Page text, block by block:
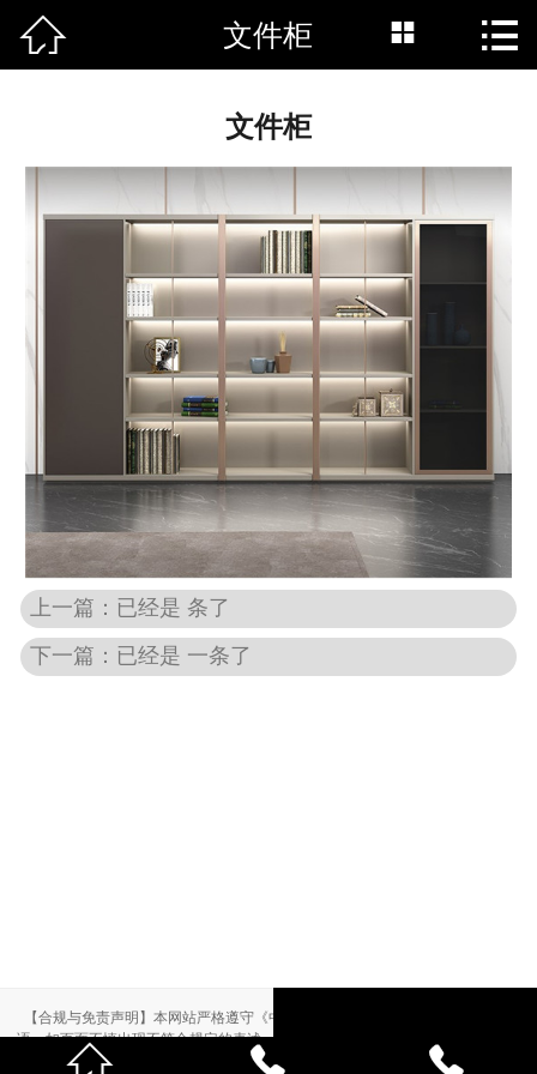
网站首页
工程案例
联系我们
 文件柜  
文件柜
上一篇：已经是 条了
下一篇：已经是 一条了
  
【合规与免责声明】本网站严格遵守《中华人民共和国广告法》，尽力规范用
语。如页面不慎出现不符合规定的表述，敬请联系我们，将立即更正；相关内容
仅供参考，不构成交易依据。